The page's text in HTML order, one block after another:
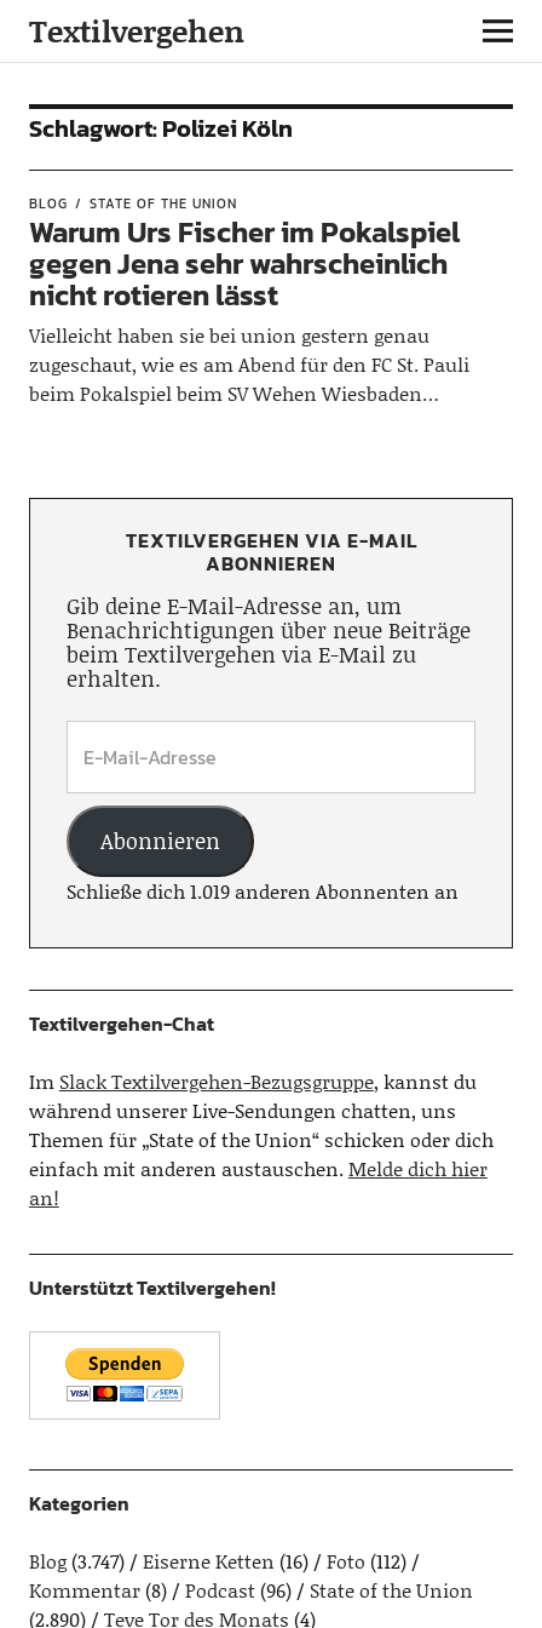
Textilvergehen
Schlagwort:Polizei Köln
BLOG STATE OF THE UNION
Warum Urs Fischer im Pokalspiel
gegen Jena sehr wahrscheinlich
nicht rotieren lässt
Vielleicht haben sie bei union gestern genau
zugeschaut, wie es am Abend für den FC St. Pauli
beim Pokalspiel beim SV Wehen Wiesbaden…
TEXTILVERGEHEN VIA E-MAIL
ABONNIEREN
Gib deine E-Mail-Adresse an, um
Benachrichtigungen über neue Beiträge
beim Textilvergehen via E-Mail zu
erhalten.
Abonnieren
Schließe dich 1.019 anderen Abonnenten an
Textilvergehen-Chat
Im Slack Textilvergehen-Bezugsgruppe, kannst du
während unserer Live-Sendungen chatten, uns
Themen für „State of the Union“ schicken oder dich
einfach mit anderen austauschen.Melde dich hier
an!
Unterstützt Textilvergehen!
Kategorien
Blog(3.747) Eiserne Ketten (16) Foto (112)
Kommentar(8) Podcast(96)
State of the Union
(2.890)
Teve Tor des Monats (4)